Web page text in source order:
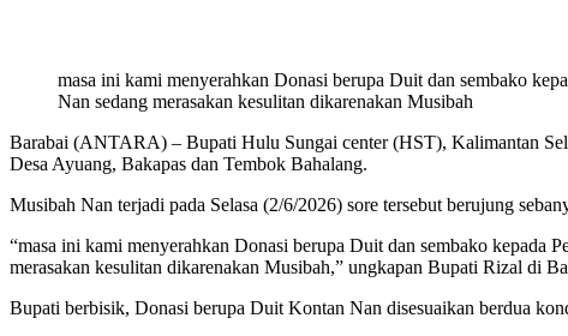
masa ini kami menyerahkan Donasi berupa Duit dan sembako
Nan sedang merasakan kesulitan dikarenakan Musibah
Barabai (ANTARA) – Bupati Hulu Sungai center (HST), Kalimantan
Desa Ayuang, Bakapas dan Tembok Bahalang.
Musibah Nan terjadi pada Selasa (2/6/2026) sore tersebut berujung
“masa ini kami menyerahkan Donasi berupa Duit dan sembako kepada
merasakan kesulitan dikarenakan Musibah,” ungkapan Bupati Rizal di
Bupati berbisik, Donasi berupa Duit Kontan Nan disesuaikan berdua